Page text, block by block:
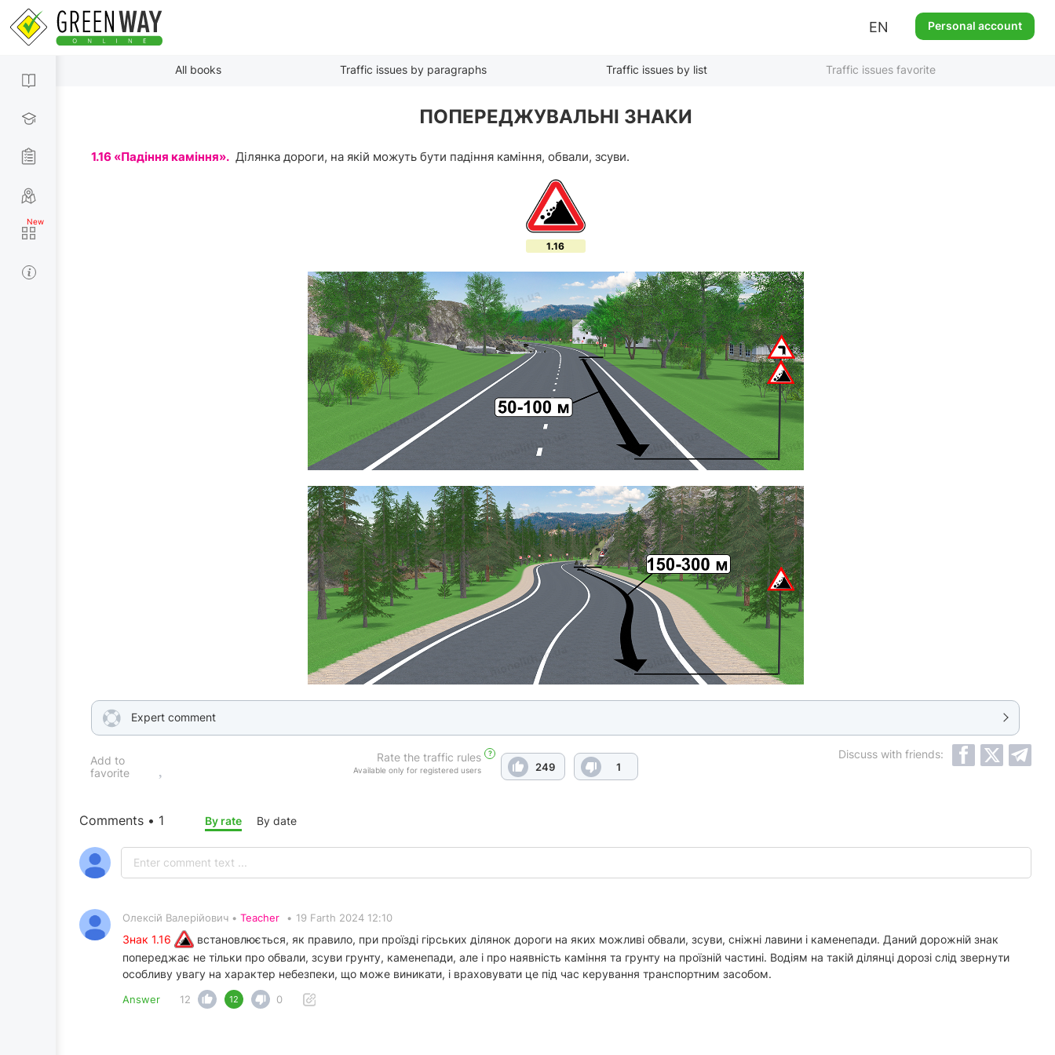
EN Personal account
All books Traffic issues by paragraphs Traffic issues by list Traffic issues favorite
ПОПЕРЕДЖУВАЛЬНІ ЗНАКИ
1.16 «Падіння каміння». Ділянка дороги, на якій можуть бути падіння каміння, обвали, зсуви.
1.16
Expert comment
Rate the traffic rules ?
Available only for registered users 249 1
Add to
favorite
Discuss with friends:
Comments • 1 By rate By date
Олексій Валерійович • Teacher • 19 Farth 2024 12:10
Знак 1.16
встановлюється, як правило, при проїзді гірських ділянок дороги на яких можливі обвали, зсуви, сніжні лавини і каменепади. Даний дорожній знак
попереджає не тільки про обвали, зсуви грунту, каменепади, але і про наявність каміння та грунту на проїзній частині. Водіям на такій ділянці дорозі слід звернути
особливу увагу на характер небезпеки, що може виникати, і враховувати це під час керування транспортним засобом.
Answer 12 12 0